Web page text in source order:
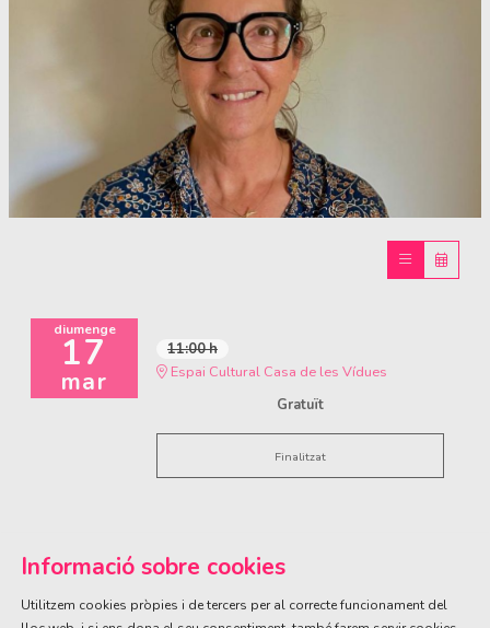
diumenge
17
mar
11:00 h
Espai Cultural Casa de les Vídues
Gratuït
Finalitzat
Informació sobre cookies
Utilitzem cookies pròpies i de tercers per al correcte funcionament del